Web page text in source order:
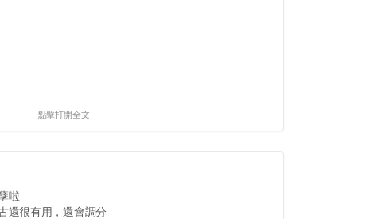
點擊打開全文
啦
還很有用，還會調分